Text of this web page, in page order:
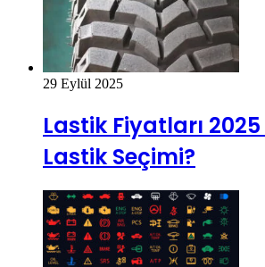
29 Eylül 2025
Lastik Fiyatları
Lastik Seçimi?